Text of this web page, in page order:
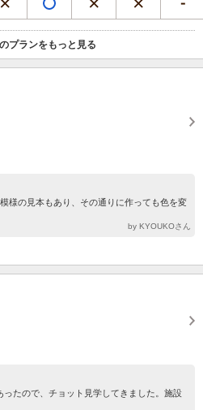
プランをもっと見る
様の見本もあり、その通りに作っても色を変
by KYOUKOさん
たので、チョット見学してきました。施設